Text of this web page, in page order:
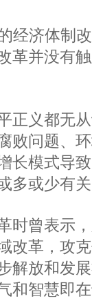
济体制改
革并没有
义都无从
败问题、
长模式导
多或少有
曾表示，
改革，攻
解放和发
和智慧即